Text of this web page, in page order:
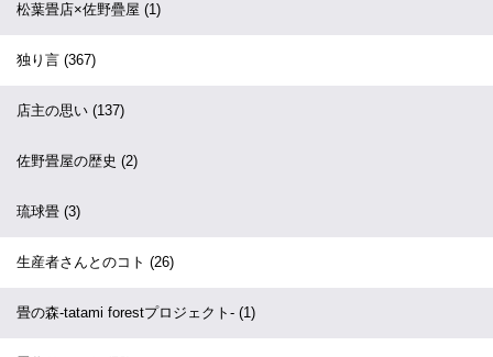
松葉畳店×佐野疊屋 (1)
独り言 (367)
店主の思い (137)
佐野畳屋の歴史 (2)
琉球畳 (3)
生産者さんとのコト (26)
畳の森-tatami forestプロジェクト- (1)